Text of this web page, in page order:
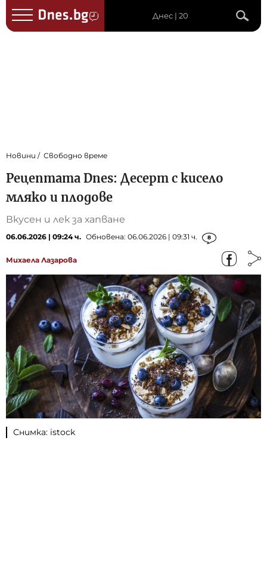
Днес | 20
Новини Свободно време
Рецептата Dnes: Десерт с кисело
мляко и плодове
Вкусен и лек за хапване
06.06.2026 | 09:24 ч. Обновена: 06.06.2026 | 09:31 ч. 8
Михаела Лазарова
Снимка: istock